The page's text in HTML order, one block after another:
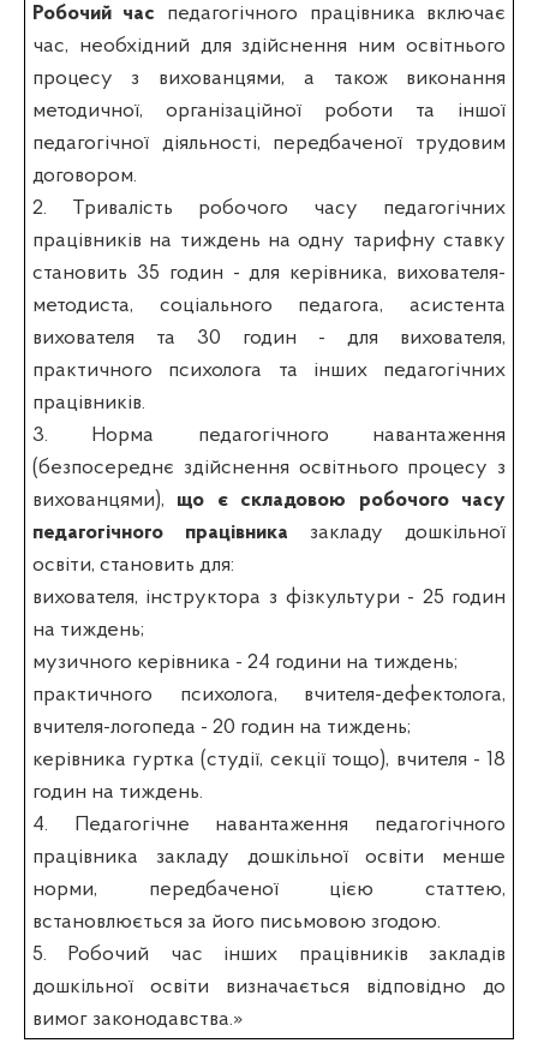
Робочий час педагогічного працівника включає
час, необхідний для здійснення ним освітнього
процесу з вихованцями, а також виконання
методичної, організаційної роботи та іншої
педагогічної діяльності, передбаченої трудовим
договором.
2. Тривалість робочого часу педагогічних
працівників на тиждень на одну тарифну ставку
становить 35 годин - для керівника, вихователя-
методиста, соціального педагога, асистента
вихователя та 30 годин - для вихователя,
практичного психолога та інших педагогічних
працівників.
3. Норма педагогічного навантаження
(безпосереднє здійснення освітнього процесу з
вихованцями), що є складовою робочого часу
педагогічного працівника закладу дошкільної
освіти, становить для:
вихователя, інструктора з фізкультури - 25 годин
на тиждень;
музичного керівника - 24 години на тиждень;
практичного психолога, вчителя-дефектолога,
вчителя-логопеда - 20 годин на тиждень;
керівника гуртка (студії, секції тощо), вчителя - 18
годин на тиждень.
4. Педагогічне навантаження педагогічного
працівника закладу дошкільної освіти менше
норми, передбаченої цією статтею,
встановлюється за його письмовою згодою.
5. Робочий час інших працівників закладів
дошкільної освіти визначається відповідно до
вимог законодавства.»